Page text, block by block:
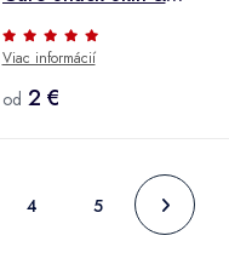
Coat 100g +
Množstevná zľava
Viac informácií
od 2 €
4 5